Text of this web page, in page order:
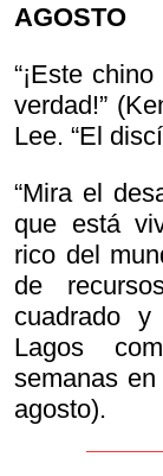
AGOSTO
“¡Este
verdad!”
Lee. “El
“Mira el
que está
rico del
de
cuadrado y
Lagos
semanas en
agosto).